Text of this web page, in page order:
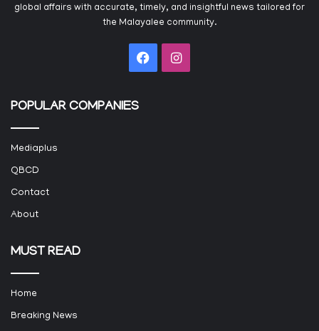
global affairs with accurate, timely, and insightful news tailored for
the Malayalee community.
FacebookInstagram
POPULAR COMPANIES
Mediaplus
QBCD
Contact
About
MUST READ
Home
Breaking News